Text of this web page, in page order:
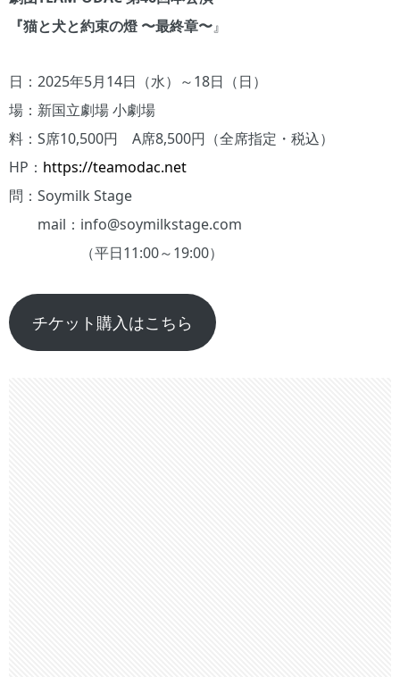
『猫と犬と約束の燈 〜最終章〜』
日：2025年5月14日（水）～18日（日）
場：新国立劇場 小劇場
料：S席10,500円 A席8,500円（全席指定・税込）
HP： https://teamodac.net
問：Soymilk Stage
mail：info@soymilkstage.com
（平日11:00～19:00）
チケット購入はこちら